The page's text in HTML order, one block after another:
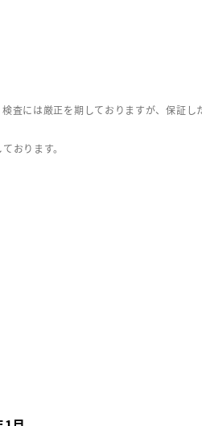
には厳正を期しておりますが、保証
おります。